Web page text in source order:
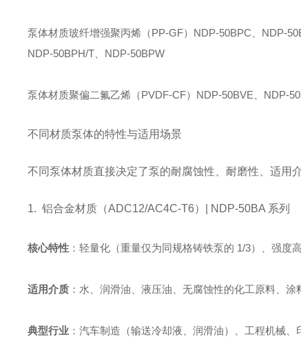
泵体材质玻纤增强聚丙烯（PP-GF）NDP-50BPC、NDP-
NDP-50BPH/T、NDP-50BPW
泵体材质聚偏二氟乙烯（PVDF-CF）NDP-50BVE、NDP-
不同材质泵体的特性与适用场景
不同泵体材质直接决定了泵的耐腐蚀性、耐磨性、适用
1. 铝合金材质（ADC12/AC4C-T6）| NDP-50BA 系列
核心特性 ：轻量化（重量仅为同规格铸铁泵的 1/3）、强度
适用介质 ：水、润滑油、液压油、无腐蚀性的化工原料、涂
典型行业 ：汽车制造（输送冷却液、润滑油）、工程机械